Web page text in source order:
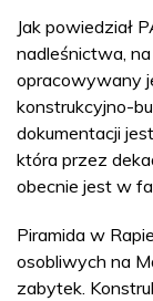
Jak powiedział
nadleśnictwa,
opracowywany
konstrukcyjno-
dokumentacji
która przez
obecnie jest w
Piramida w
osobliwych na
zabytek.